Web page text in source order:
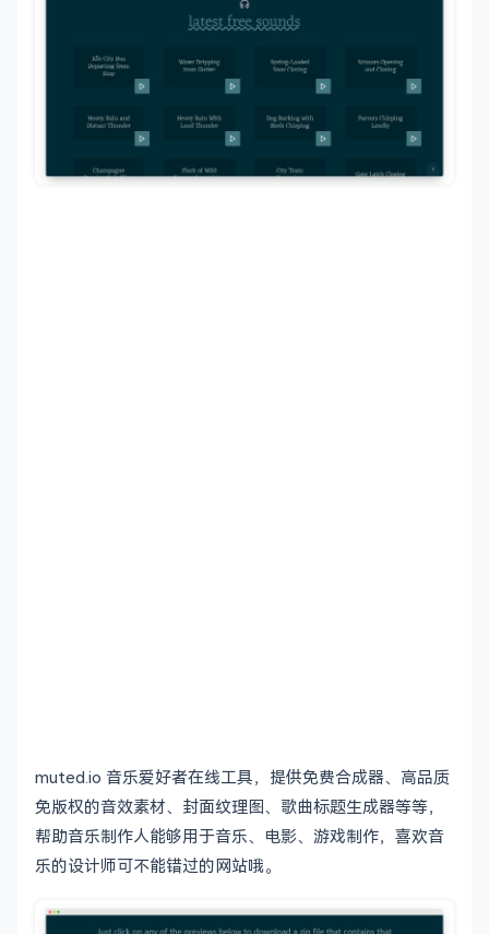
muted.io 音乐爱好者在线工具，提供免费合成器、高品质
免版权的音效素材、封面纹理图、歌曲标题生成器等等，
帮助音乐制作人能够用于音乐、电影、游戏制作，喜欢音
乐的设计师可不能错过的网站哦。